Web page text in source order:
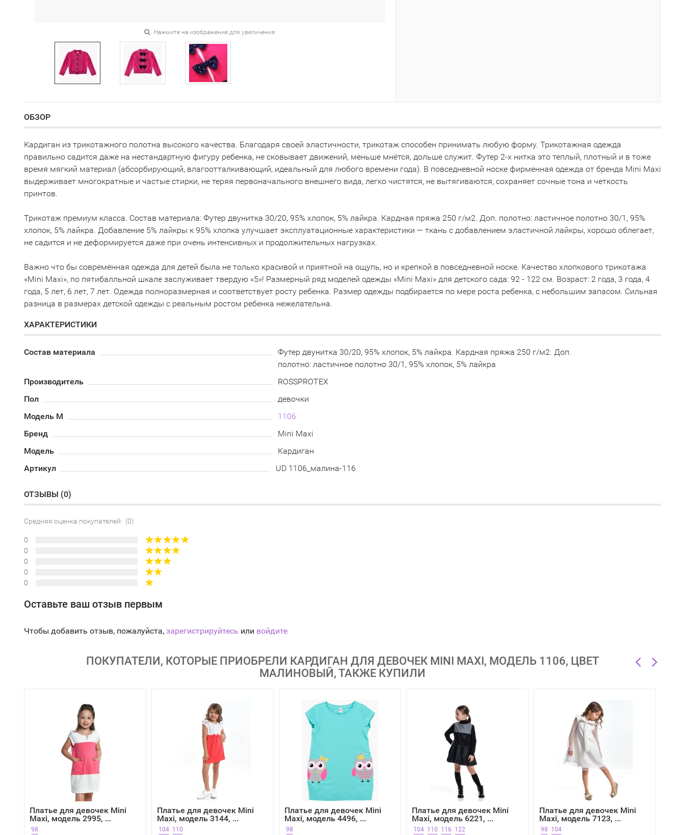
Нажмите на изображение для увеличения
ОБЗОР
Кардиган из трикотажного полотна высокого качества. Благодаря своей эластичности, трикотаж способен принимать любую форму. Трикотажная одежда
правильно садится даже на нестандартную фигуру ребенка, не сковывает движений, меньше мнётся, дольше служит. Футер 2-х нитка это теплый, плотный и в тоже
время мягкий материал (абсорбирующий, влагоотталкивающий, идеальный для любого времени года). В повседневной носке фирменная одежда от бренда Mini Maxi
выдерживает многократные и частые стирки, не теряя первоначального внешнего вида, легко чистятся, не вытягиваются, сохраняет сочные тона и четкость
принтов.
Трикотаж премиум класса. Состав материала: Футер двунитка 30/20, 95% хлопок, 5% лайкра. Кардная пряжа 250 г/м2. Доп. полотно: ластичное полотно 30/1, 95%
хлопок, 5% лайкра. Добавление 5% лайкры к 95% хлопка улучшает эксплуатационные характеристики — ткань с добавлением эластичной лайкры, хорошо облегает,
не садится и не деформируется даже при очень интенсивных и продолжительных нагрузках.
Важно что бы современная одежда для детей была не только красивой и приятной на ощупь, но и крепкой в повседневной носке. Качество хлопкового трикотажа
«Mini Maxi», по пятибалльной шкале заслуживает твердую «5»! Размерный ряд моделей одежды «Mini Maxi» для детского сада: 92 - 122 см. Возраст: 2 года, 3 года, 4
года, 5 лет, 6 лет, 7 лет. Одежда полноразмерная и соответствует росту ребенка. Размер одежды подбирается по мере роста ребенка, с небольшим запасом. Сильная
разница в размерах детской одежды с реальным ростом ребенка нежелательна.
ХАРАКТЕРИСТИКИ
Состав материала
Футер двунитка 30/20, 95% хлопок, 5% лайкра. Кардная пряжа 250 г/м2. Доп.
полотно: ластичное полотно 30/1, 95% хлопок, 5% лайкра
Производитель
ROSSPROTEX
Пол
девочки
Модель М
1106
Бренд
Mini Maxi
Модель
Кардиган
Артикул
UD 1106_малина-116
ОТЗЫВЫ (0)
Средняя оценка покупателей: (0)
0
0
0
0
0
Оставьте ваш отзыв первым
Чтобы добавить отзыв, пожалуйста, зарегистрируйтесь или войдите
ПОКУПАТЕЛИ, КОТОРЫЕ ПРИОБРЕЛИ КАРДИГАН ДЛЯ ДЕВОЧЕК MINI MAXI, МОДЕЛЬ 1106, ЦВЕТ
МАЛИНОВЫЙ, ТАКЖЕ КУПИЛИ
Платье для девочек Mini
Maxi, модель 2995, ...
98
Платье для девочек Mini
Maxi, модель 3144, ...
104 110
Платье для девочек Mini
Maxi, модель 4496, ...
98
Платье для девочек Mini
Maxi, модель 6221, ...
104 110 116 122
Платье для девочек Mini
Maxi, модель 7123, ...
98 104